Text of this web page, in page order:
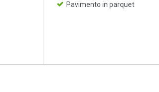
Pavimento in parquet